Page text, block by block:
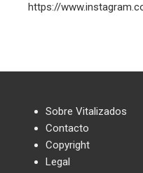
https://
Sobre Vitalizados
Contacto
Copyright
Legal